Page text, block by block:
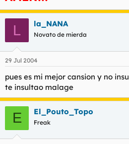
L la_NANA
Novato de mierda
29 Jul 2004
pues es mi mejor cansion y no
te insultao malage
E El_Pouto_Topo
Freak